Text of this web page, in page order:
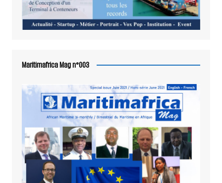
Maritimafrica Mag n°003